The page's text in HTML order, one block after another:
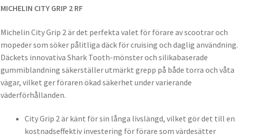
MICHELIN CITY GRIP 2 RF
Michelin City Grip 2 är det perfekta valet för förare av scootrar och
mopeder som söker pålitliga däck för cruising och daglig användning.
Däckets innovativa Shark Tooth-mönster och silikabaserade
gummiblandning säkerställer utmärkt grepp på både torra och våta
vägar, vilket ger föraren ökad säkerhet under varierande
väderförhållanden.
City Grip 2 är känt för sin långa livslängd, vilket gör det till en
kostnadseffektiv investering för förare som värdesätter